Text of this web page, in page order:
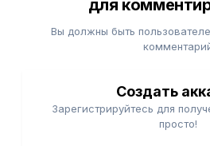
для
Вы должны быть
Создать
Зарегистрируйтесь для
просто!